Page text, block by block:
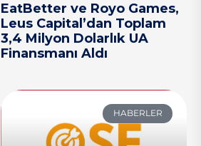
EatBetter ve Royo Games,
Leus Capital’dan Toplam
3,4 Milyon Dolarlık UA
Finansmanı Aldı
HABERLER